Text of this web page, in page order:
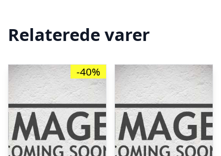
Relaterede varer
-40%